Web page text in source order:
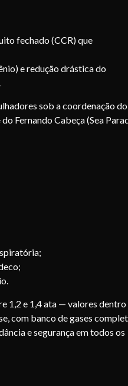
fechado (CCR) que
e redução drástica do
sob a coordenação
Fernando Cabeça (Sea
1,2 e 1,4 ata — valores dentro
com banco de gases
e segurança em todos os